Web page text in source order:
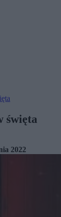
święta
2022